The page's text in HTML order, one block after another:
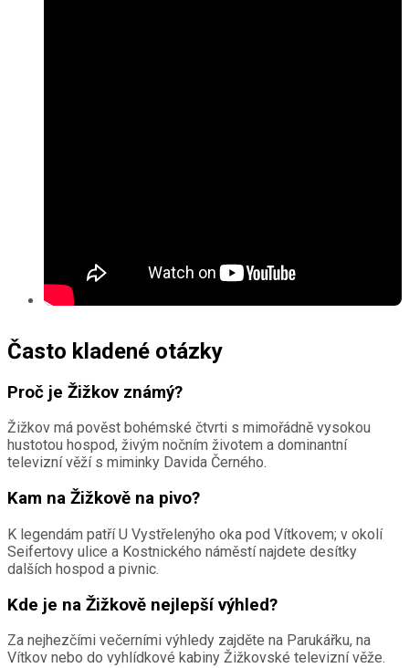
Často kladené otázky
Proč je Žižkov známý?
Žižkov má pověst bohémské čtvrti s mimořádně vysokou
hustotou hospod, živým nočním životem a dominantní
televizní věží s miminky Davida Černého.
Kam na Žižkově na pivo?
K legendám patří U Vystřelenýho oka pod Vítkovem; v okolí
Seifertovy ulice a Kostnického náměstí najdete desítky
dalších hospod a pivnic.
Kde je na Žižkově nejlepší výhled?
Za nejhezčími večerními výhledy zajděte na Parukářku, na
Vítkov nebo do vyhlídkové kabiny Žižkovské televizní věže.